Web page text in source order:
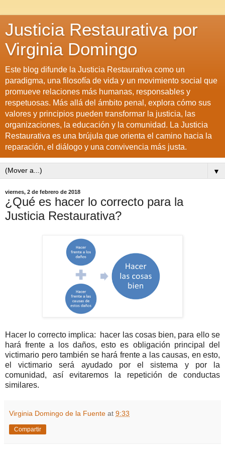
Justicia Restaurativa por
Virginia Domingo
Este blog difunde la Justicia Restaurativa como un
paradigma, una filosofía de vida y un movimiento social que
promueve relaciones más humanas, responsables y
respetuosas. Más allá del ámbito penal, explora cómo sus
valores y principios pueden transformar la justicia, las
organizaciones, la educación y la comunidad. La Justicia
Restaurativa es una brújula que orienta el camino hacia la
reparación, el diálogo y una convivencia más justa.
▼
viernes, 2 de febrero de 2018
¿Qué es hacer lo correcto para la
Justicia Restaurativa?
Hacer lo correcto implica: hacer las cosas bien, para ello se
hará frente a los daños, esto es obligación principal del
victimario pero también se hará frente a las causas, en esto,
el victimario será ayudado por el sistema y por la
comunidad, así evitaremos la repetición de conductas
similares.
Virginia Domingo de la Fuente at 9:33
Compartir